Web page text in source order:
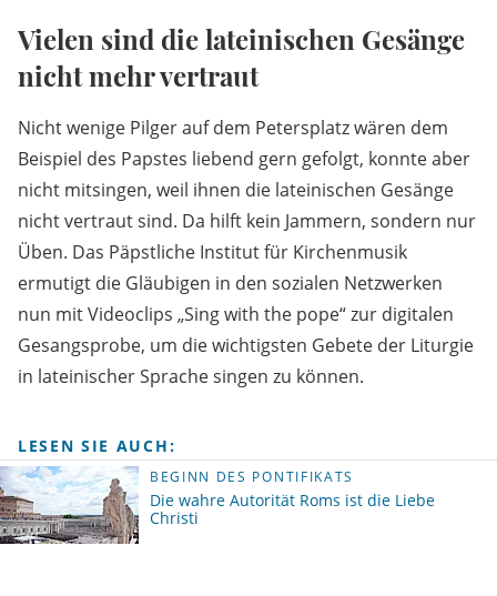
Vielen sind die lateinischen Gesänge
nicht mehr vertraut
Nicht wenige Pilger auf dem Petersplatz wären dem
Beispiel des Papstes liebend gern gefolgt, konnte aber
nicht mitsingen, weil ihnen die lateinischen Gesänge
nicht vertraut sind. Da hilft kein Jammern, sondern nur
Üben. Das Päpstliche Institut für Kirchenmusik
ermutigt die Gläubigen in den sozialen Netzwerken
nun mit Videoclips „Sing with the pope“ zur digitalen
Gesangsprobe, um die wichtigsten Gebete der Liturgie
in lateinischer Sprache singen zu können.
LESEN SIE AUCH:
BEGINN DES PONTIFIKATS
Die wahre Autorität Roms ist die Liebe
Christi